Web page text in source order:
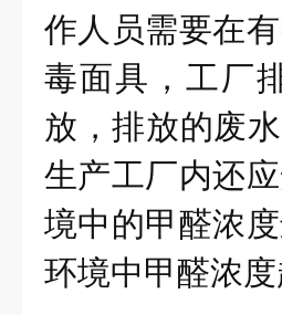
作人员需要在
毒面具，工厂
放，排放的废
生产工厂内还
境中的甲醛浓
环境中甲醛浓